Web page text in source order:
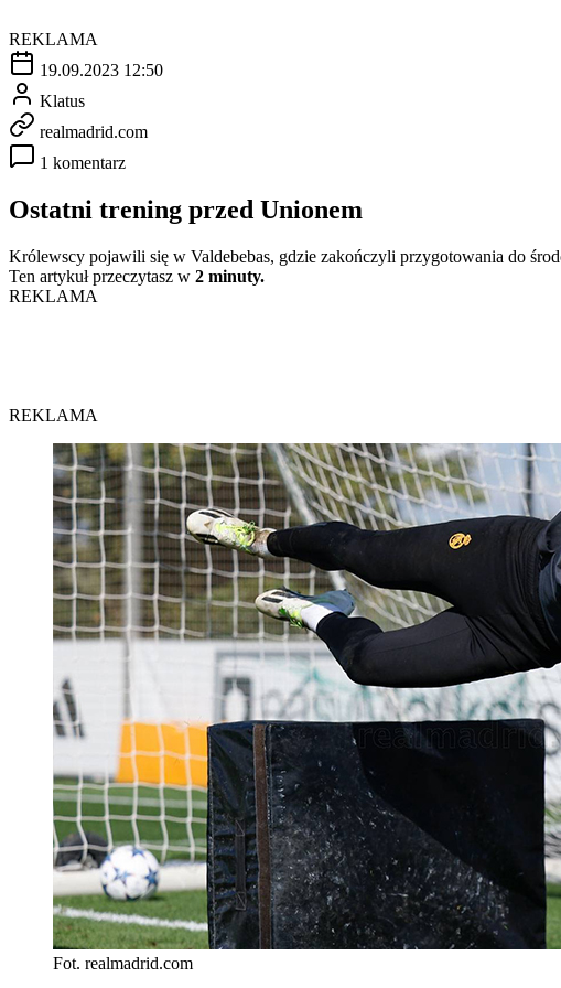
REKLAMA
19.09.2023 12:50
Klatus
realmadrid.com
1 komentarz
Ostatni trening przed Unionem
Królewscy pojawili się w Valdebebas, gdzie zakończyli przygotowania do
Ten artykuł przeczytasz w 2 minuty.
REKLAMA
REKLAMA
Fot. realmadrid.com